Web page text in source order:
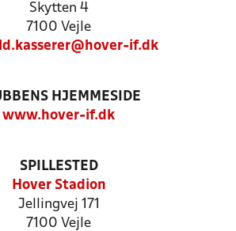
Skytten 4
7100 Vejle
if.dk
HJEMMESIDE
www.hover-if.dk
SPILLESTED
Hover Stadion
Jellingvej 171
7100 Vejle